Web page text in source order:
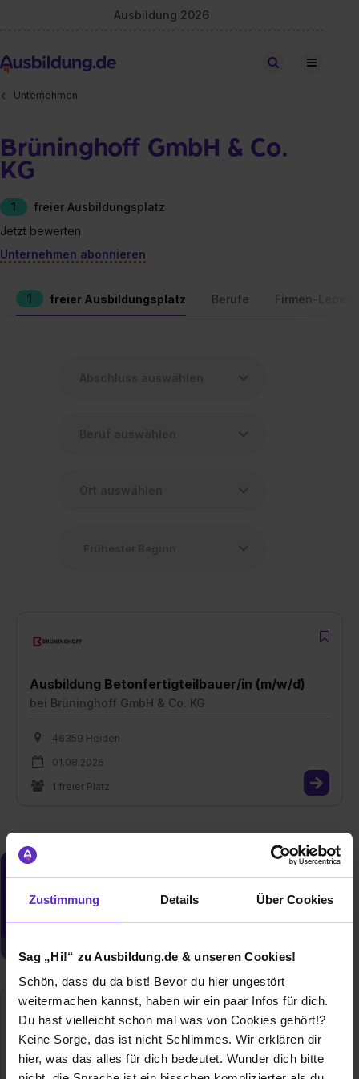
Zustimmung Details Über Cookies
Sag „Hi!“ zu Ausbildung.de & unseren Cookies!
Schön, dass du da bist! Bevor du hier ungestört
weitermachen kannst, haben wir ein paar Infos für dich.
Du hast vielleicht schon mal was von Cookies gehört!?
Keine Sorge, das ist nicht Schlimmes. Wir erklären dir
hier, was das alles für dich bedeutet. Wunder dich bitte
Ausbildung 2026
Stellen finden
Unternehmen
Brüninghoff GmbH & Co.
KG
1
freier Ausbildungsplatz
Jetzt bewerten
Unternehmen abonnieren
1 freier Ausbildungsplatz Berufe Firmen-
Ausbildung Betonfertigteilbauer/in (m/w/d)
bei Brüninghoff GmbH & Co. KG
46359 Heiden
01.08.2026
1 freier Platz
Du möchtest neue Stellen automatisch
zugeschickt bekommen?
Jetzt aktivieren
Brüninghoff GmbH & Co. KG
Industriestraße 14
46359 Heiden